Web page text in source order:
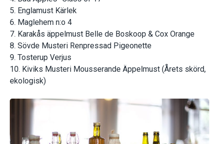
5. Englamust Kärlek
6. Maglehem n:o 4
7. Karakås äppelmust Belle de Boskoop & Cox Orange
8. Sövde Musteri Renpressad Pigeonette
9. Tosterup Verjus
10. Kiviks Musteri Mousserande Äppelmust (Årets skörd,
ekologisk)